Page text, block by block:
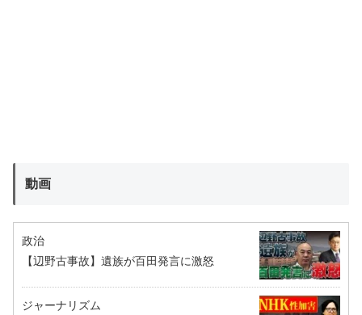
動画
政治
【辺野古事故】遺族が百田発言に激怒
ジャーナリズム